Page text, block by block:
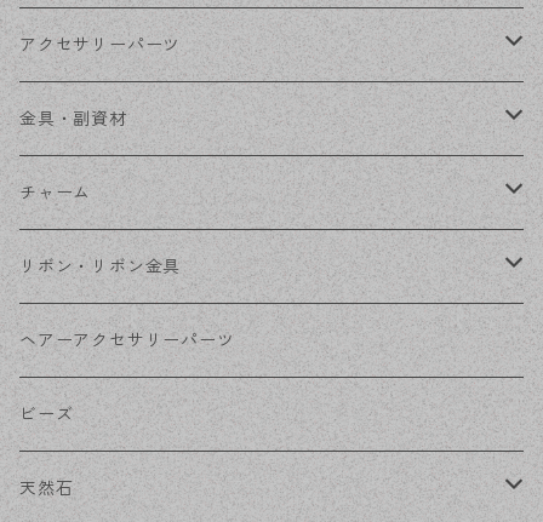
ステンレスチェーン
ステンレス金具
アクセサリーパーツ
デザイン丸カン
フレーム
コネクター
その他
金具・副資材
丸カン
ピン類
花座・ビーズキャップ
チェーン
その他
チャーム
金属
アクリル・プラ
ファーボール
リボン・リボン金具
リボン
リボン金具
ヘアーアクセサリーパーツ
ビーズ
天然石